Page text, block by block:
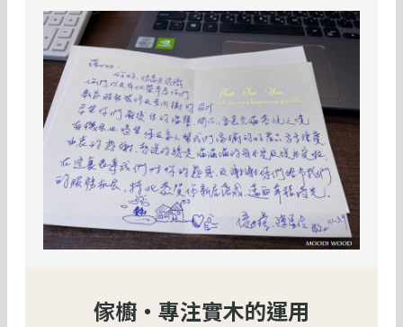
傢櫥・專注實木的運用